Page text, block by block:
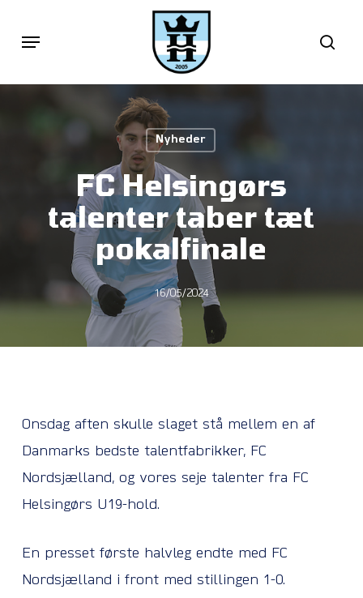
Menu
Nyheder
FC Helsingørs
talenter taber tæt
pokalfinale
16/05/2024
Onsdag aften skulle slaget stå mellem en af
Danmarks bedste talentfabrikker, FC
Nordsjælland, og vores seje talenter fra FC
Helsingørs U19-hold.
En presset første halvleg endte med FC
Nordsjælland i front med stillingen 1-0.